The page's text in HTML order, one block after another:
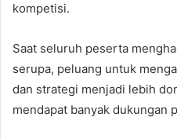
kompetisi.
Saat seluruh peserta
serupa, peluang untuk
dan strategi menjadi lebih
mendapat banyak dukungan